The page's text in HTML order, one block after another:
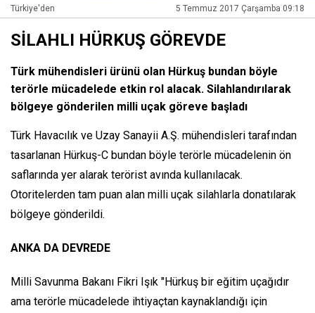
Türkiye'den 5 Temmuz 2017 Çarşamba 09:18
SİLAHLI HÜRKUŞ GÖREVDE
Türk mühendisleri ürünü olan Hürkuş bundan böyle
terörle mücadelede etkin rol alacak. Silahlandırılarak
bölgeye gönderilen milli uçak göreve başladı
Türk Havacılık ve Uzay Sanayii A.Ş. mühendisleri tarafından
tasarlanan Hürkuş-C bundan böyle terörle mücadelenin ön
saflarında yer alarak terörist avında kullanılacak.
Otoritelerden tam puan alan milli uçak silahlarla donatılarak
bölgeye gönderildi.
ANKA DA DEVREDE
Milli Savunma Bakanı Fikri Işık "Hürkuş bir eğitim uçağıdır
ama terörle mücadelede ihtiyaçtan kaynaklandığı için